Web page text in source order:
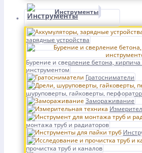
Инструменты
зарядные устройства
Бурение и сверление бетона,
инструментом
Гратосниматели
шуруповерты, гайковерты,
Замораживание
монтажа труб и радиаторов
прочистка труб и каналов